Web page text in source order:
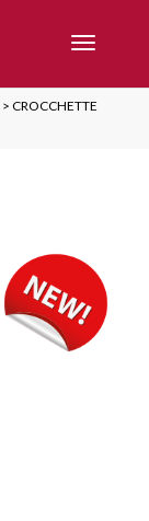
> CROCCHETTE